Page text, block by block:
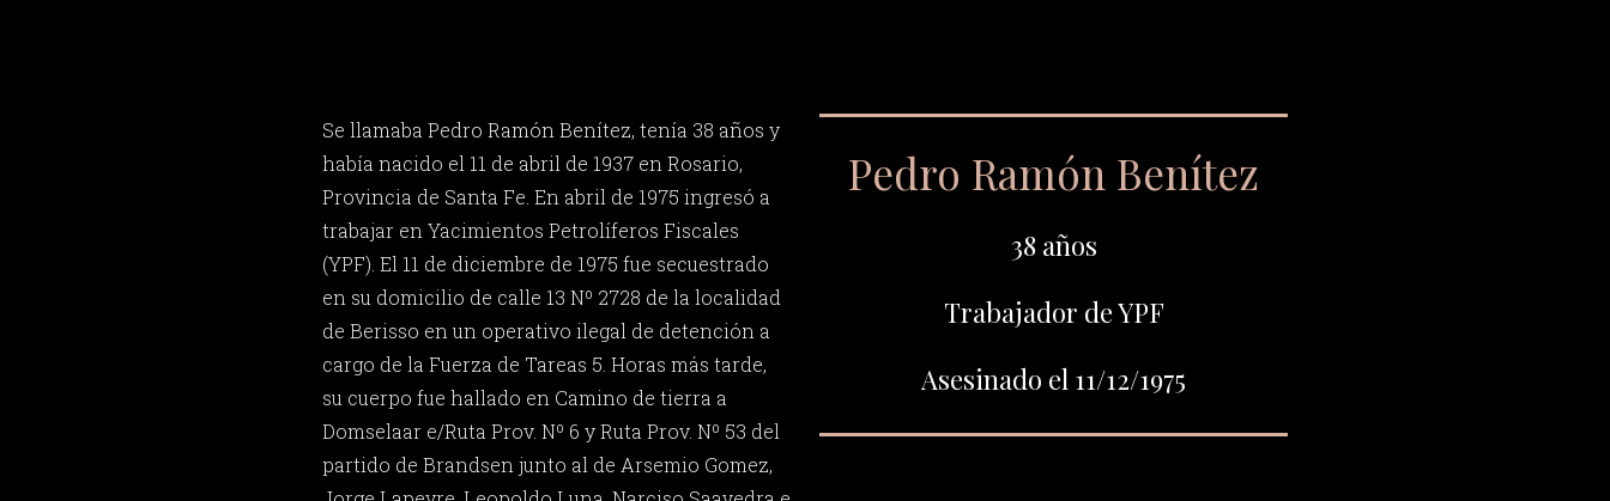
Se llamaba Pedro Ramón Benítez, tenía 38 años y
había nacido el 11 de abril de 1937 en Rosario,
Provincia de Santa Fe. En abril de 1975 ingresó a
trabajar en Yacimientos Petrolíferos Fiscales
(YPF). El 11 de diciembre de 1975 fue secuestrado
en su domicilio de calle 13 Nº 2728 de la localidad
de Berisso en un operativo ilegal de detención a
cargo de la Fuerza de Tareas 5. Horas más tarde,
su cuerpo fue hallado en Camino de tierra a
Domselaar e/Ruta Prov. Nº 6 y Ruta Prov. Nº 53 del
partido de Brandsen junto al de Arsemio Gomez,
Pedro Ramón Benítez
38 años
Trabajador de YPF
Asesinado el 11/12/1975